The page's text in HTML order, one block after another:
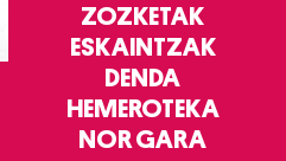
ZOZKETAK
ESKAINTZAK
DENDA
HEMEROTEKA
NOR GARA